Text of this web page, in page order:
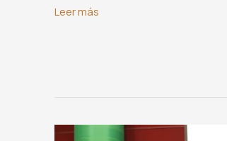
Nueva
Real
Leer más